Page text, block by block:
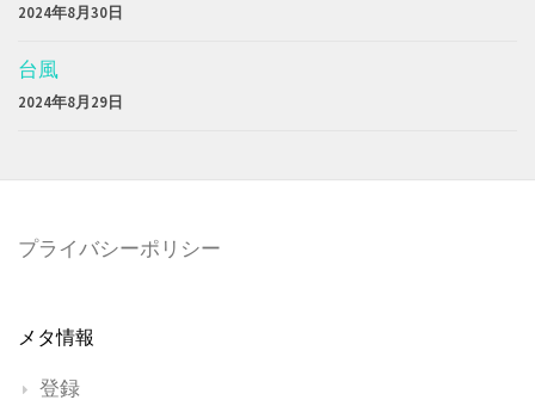
2024年8月30日
台風
2024年8月29日
プライバシーポリシー
メタ情報
登録